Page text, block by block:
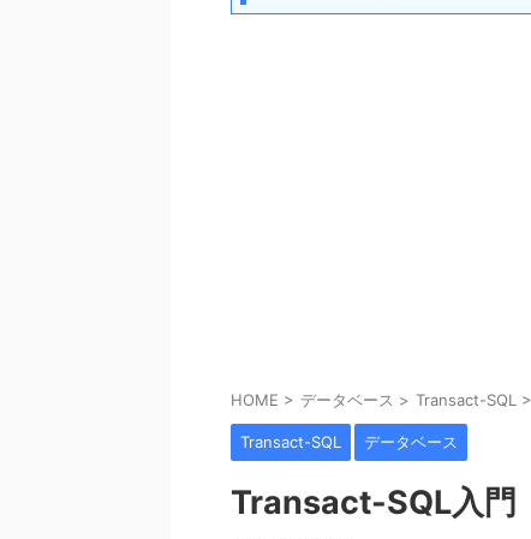
HOME > データベース > Transact-SQL >
Transact-SQL データベース
Transact-SQL入門